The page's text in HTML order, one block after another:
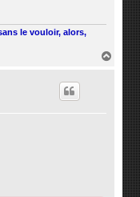
le vouloir, alors,